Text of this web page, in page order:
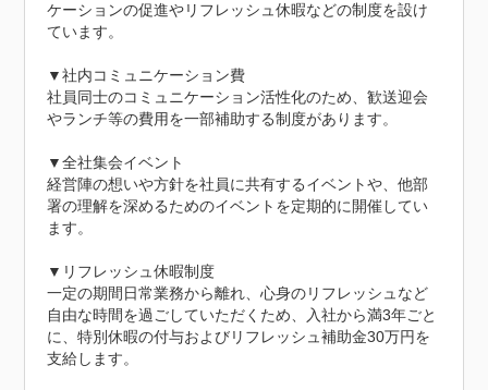
ケーションの促進やリフレッシュ休暇などの制度を設け
ています。
▼社内コミュニケーション費
社員同士のコミュニケーション活性化のため、歓送迎会
やランチ等の費用を一部補助する制度があります。
▼全社集会イベント
経営陣の想いや方針を社員に共有するイベントや、他部
署の理解を深めるためのイベントを定期的に開催してい
ます。
▼リフレッシュ休暇制度
一定の期間日常業務から離れ、心身のリフレッシュなど
自由な時間を過ごしていただくため、入社から満3年ごと
に、特別休暇の付与およびリフレッシュ補助金30万円を
支給します。